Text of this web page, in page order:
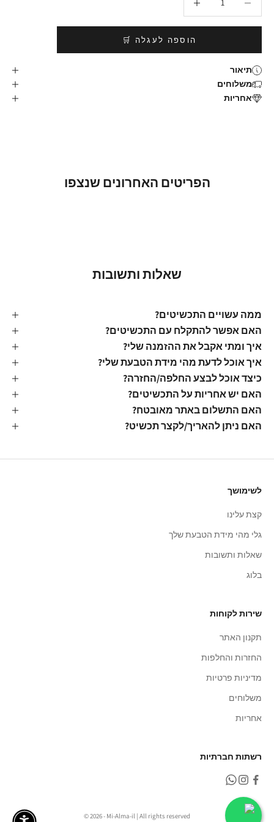
הוספה לעגלה 🛒
תיאור
משלוחים
אחריות
הפריטים האחרונים שנצפו
שאלות ותשובות
ממה עשויים התכשיטים?
האם אפשר להתקלח עם התכשיטים?
איך ומתי אקבל את ההזמנה שלי?
איך אוכל לדעת מהי מידת הטבעת שלי?
כיצד אוכל לבצע החלפה/החזרה?
האם יש אחריות על התכשיטים?
האם התשלום באתר מאובטח?
האם ניתן להאריך/לקצר תכשיט?
לשימושך
קצת עלינו
גלי מהי מידת הטבעת שלך
שאלות ותשובות
בלוג
שירות לקוחות
תקנון האתר
החזרות והחלפות
מדיניות פרטיות
משלוחים
אחריות
רשתות חברתיות
© 2026 - Mi-Alma-il | All rights reserved